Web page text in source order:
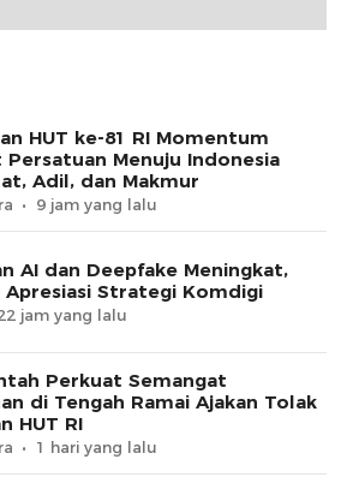
HUT ke-81 RI Momentum
Persatuan Menuju Indonesia
Adil, dan Makmur
9 jam yang lalu
AI dan Deepfake Meningkat,
Strategi Komdigi
jam yang lalu
Perkuat Semangat
di Tengah Ramai Ajakan Tolak
HUT RI
1 hari yang lalu